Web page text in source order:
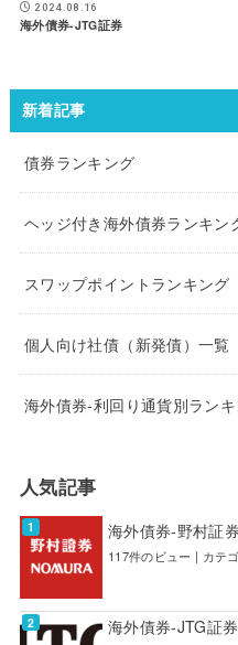
2024.08.16
海外債券-JTG証券
新着記事
債券ランキング
ヘッジ付き海外債券ランキン
スワップポイントランキング
個人向け社債（新発債）一覧
海外債券-利回り通貨別ラン
人気記事
海外債券-野村証券
117件のビュー | カテ
海外債券-JTG証券